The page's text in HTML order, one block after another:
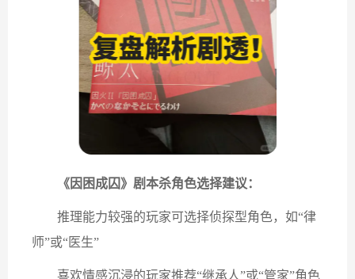
《因困成囚》剧本杀角色选择建议：
推理能力较强的玩家可选择侦探型角色，如“律
师”或“医生”
喜欢情感沉浸的玩家推荐“继承人”或“管家”角色